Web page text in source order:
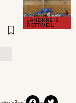
LANDKREIS
ROTTWEIL